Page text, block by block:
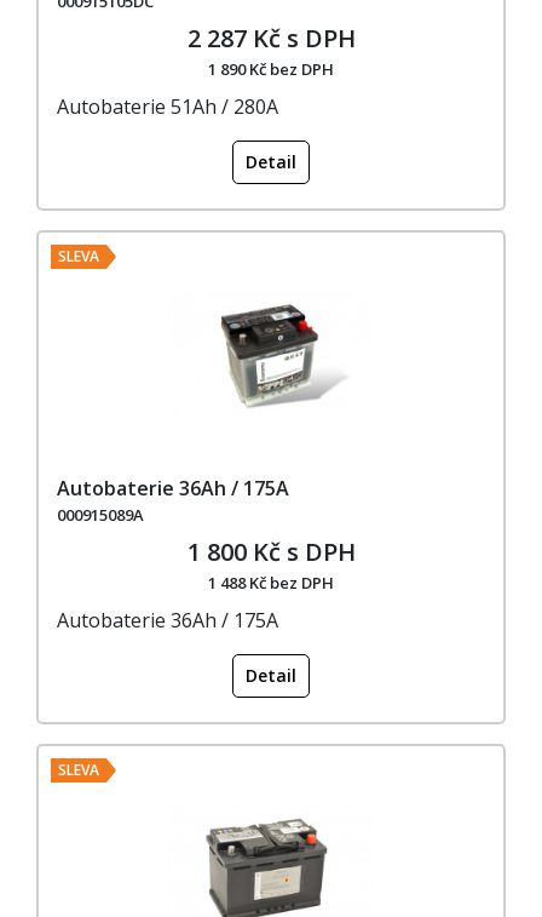
2 287 Kč s DPH
1 890 Kč bez DPH
Autobaterie 51Ah / 280A
Detail
SLEVA
Autobaterie 36Ah / 175A
000915089A
1 800 Kč s DPH
1 488 Kč bez DPH
Autobaterie 36Ah / 175A
Detail
SLEVA